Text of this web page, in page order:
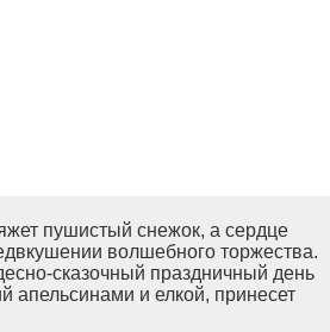
пушистый снежок, а сердце
волшебного торжества.
сказочный праздничный день
апельсинами и елкой, принесет